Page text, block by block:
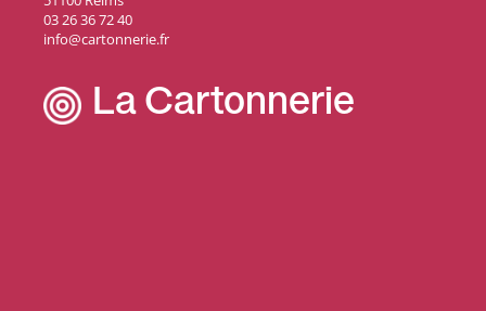
03 26 36 72 40
info@cartonnerie.fr
La Cartonnerie